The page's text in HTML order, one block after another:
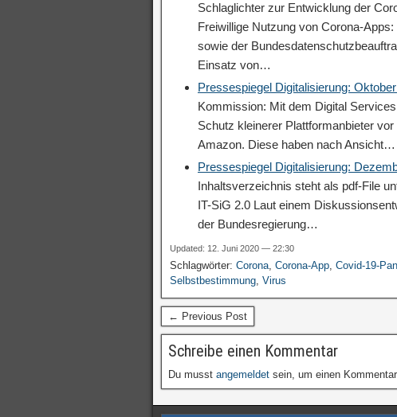
Schlaglichter zur Entwicklung der
Freiwillige Nutzung von Corona-
sowie der
Einsatz von…
Pressespiegel Digitalisierung:
Kommission: Mit dem Digital
Schutz kleinerer Plattformanbieter
Amazon. Diese haben nach Ansicht…
Pressespiegel Digitalisierung:
Inhaltsverzeichnis steht als pdf-File
IT-SiG 2.0 Laut einem
der Bundesregierung…
Updated: 12. Juni 2020 — 22:30
Schlagwörter: Corona, Corona-App, Covid-19-
Selbstbestimmung, Virus
← Previous Post
Schreibe einen Kommentar
Du musst angemeldet sein, um einen